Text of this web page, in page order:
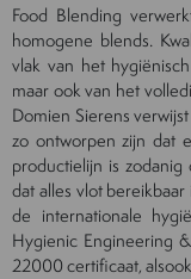
Food Blending
homogene blends.
vlak van het
maar ook van het
Domien Sierens
zo ontworpen zijn dat
productielijn is
dat alles vlot
de internationale
Hygienic Engineering
22000 certificaat,